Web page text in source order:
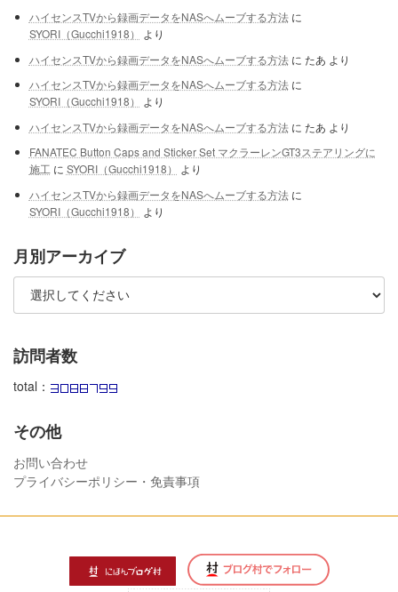
ハイセンスTVから録画データをNASへムーブする方法に
SYORI（Gucchi1918）
より
ハイセンスTVから録画データをNASへムーブする方法に たあ より
ハイセンスTVから録画データをNASへムーブする方法に
SYORI（Gucchi1918）
より
ハイセンスTVから録画データをNASへムーブする方法に たあ より
FANATEC Button Caps and Sticker Set マクラーレンGT3ステアリングに
施工に SYORI（Gucchi1918）
より
ハイセンスTVから録画データをNASへムーブする方法に
SYORI（Gucchi1918）
より
月別アーカイブ
訪問者数
total：
その他
お問い合わせ
プライバシーポリシー・免責事項